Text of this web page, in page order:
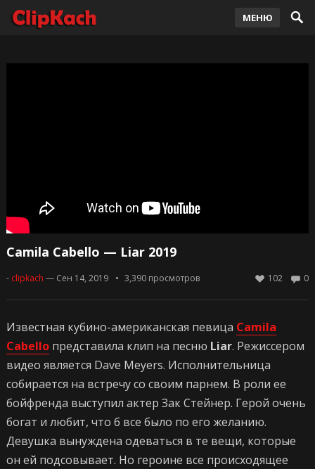
МЕНЮ
Camila Cabello — Liar 2019
- clipkach — Сен 14, 2019 3,390просмотров 0
102
Известная кубино-американская певица Camila
Cabelloпредставила клип на песню Liar. Режиссером
видео является Dave Meyers. Исполнительница
собирается на встречу со своим парнем. В роли ее
бойфренда выступил актер Зак Стейнер. Герой очень
богат и любит, что б все было по его желанию.
Девушка вынуждена одеваться в те вещи, которые
он ей подсовывает. Но героине все происходящее